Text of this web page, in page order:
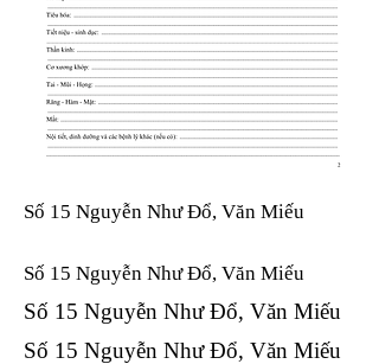
Số 15 Nguyễn Như Đổ, Văn Miếu
Số 15 Nguyễn Như Đổ, Văn Miếu​​​​
Số 15 Nguyễn Như Đổ, Văn Miếu​​​​
Số 15 Nguyễn Như Đổ, Văn Miếu​​​​